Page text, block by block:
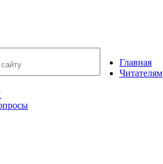
Главная
Читателям